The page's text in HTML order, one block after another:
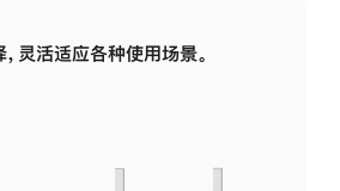
灵活适应各种使用场景。